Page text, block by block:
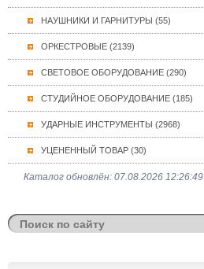
НАУШНИКИ И ГАРНИТУРЫ (55)
ОРКЕСТРОВЫЕ (2139)
СВЕТОВОЕ ОБОРУДОВАНИЕ (290)
СТУДИЙНОЕ ОБОРУДОВАНИЕ (185)
УДАРНЫЕ ИНСТРУМЕНТЫ (2968)
УЦЕНЕННЫЙ ТОВАР (30)
Каталог обновлён: 07.08.2026 12:26:49